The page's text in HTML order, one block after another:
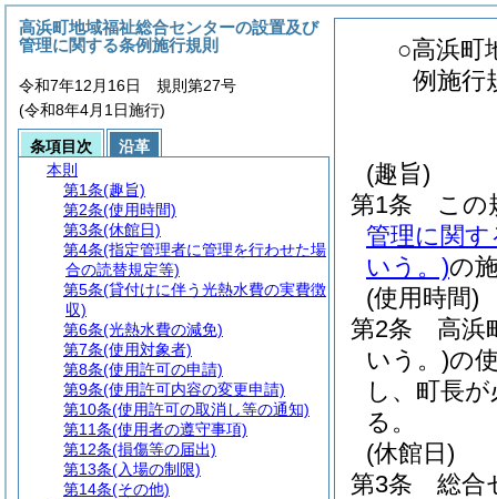
○高浜町
例施行
(趣旨)
第1条
この
管理に関す
いう。)の
(使用時間)
第2条
高浜
いう。)の
し、町長
る。
(休館日)
第3条
総合
高浜町地域福祉総合センターの設置及び
管理に関する条例施行規則
令和7年12月16日 規則第27号
(令和8年4月1日施行)
条項目次
沿革
本則
第1条(趣旨)
第2条(使用時間)
第3条(休館日)
第4条(指定管理者に管理を行わせた場
合の読替規定等)
第5条(貸付けに伴う光熱水費の実費徴
収)
第6条(光熱水費の減免)
第7条(使用対象者)
第8条(使用許可の申請)
第9条(使用許可内容の変更申請)
第10条(使用許可の取消し等の通知)
第11条(使用者の遵守事項)
第12条(損傷等の届出)
第13条(入場の制限)
第14条(その他)